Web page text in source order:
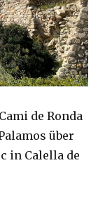
de Ronda
über
in Calella de